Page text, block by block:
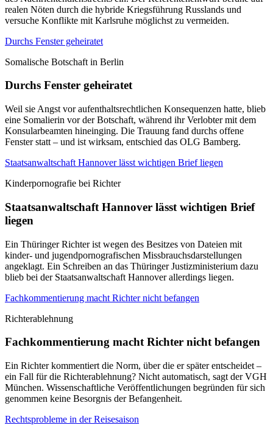
realen Nöten durch die hybride Kriegsführung Russlands und
versuche Konflikte mit Karlsruhe möglichst zu vermeiden.
Durchs Fenster geheiratet
Somalische Botschaft in Berlin
Durchs Fenster geheiratet
Weil sie Angst vor aufenthaltsrechtlichen Konsequenzen hatte, blieb
eine Somalierin vor der Botschaft, während ihr Verlobter mit dem
Konsularbeamten hineinging. Die Trauung fand durchs offene
Fenster statt – und ist wirksam, entschied das OLG Bamberg.
Staatsanwaltschaft Hannover lässt wichtigen Brief liegen
Kinderpornografie bei Richter
Staatsanwaltschaft Hannover lässt wichtigen Brief
liegen
Ein Thüringer Richter ist wegen des Besitzes von Dateien mit
kinder- und jugendpornografischen Missbrauchsdarstellungen
angeklagt. Ein Schreiben an das Thüringer Justizministerium dazu
blieb bei der Staatsanwaltschaft Hannover allerdings liegen.
Fachkommentierung macht Richter nicht befangen
Richterablehnung
Fachkommentierung macht Richter nicht befangen
Ein Richter kommentiert die Norm, über die er später entscheidet –
ein Fall für die Richterablehnung? Nicht automatisch, sagt der VGH
München. Wissenschaftliche Veröffentlichungen begründen für sich
genommen keine Besorgnis der Befangenheit.
Rechtsprobleme in der Reisesaison